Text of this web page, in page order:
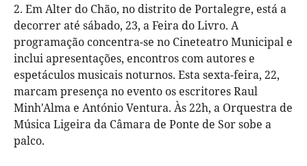
2. Em Alter do Chão, no distrito de Portalegre, está a
decorrer até sábado, 23, a Feira do Livro. A
programação concentra-se no Cineteatro Municipal e
inclui apresentações, encontros com autores e
espetáculos musicais noturnos. Esta sexta-feira, 22,
marcam presença no evento os escritores Raul
Minh'Alma e António Ventura. Às 22h, a Orquestra de
Música Ligeira da Câmara de Ponte de Sor sobe a
palco.